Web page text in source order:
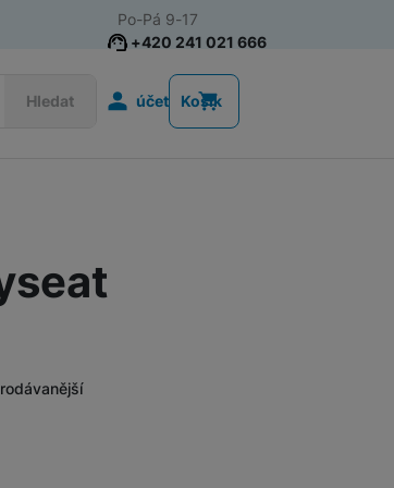
Hledat
+420 241 021 666
Po-Pá 9-17
Uživatelská
účet Košík